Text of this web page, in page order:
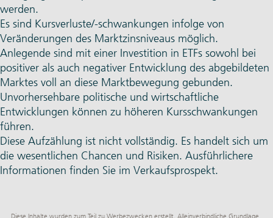
werden.
Es sind Kursverluste/-schwankungen infolge von
Veränderungen des Marktzinsniveaus möglich.
Anlegende sind mit einer Investition in ETFs sowohl bei
positiver als auch negativer Entwicklung des abgebildeten
Marktes voll an diese Marktbewegung gebunden.
Unvorhersehbare politische und wirtschaftliche
Entwicklungen können zu höheren Kursschwankungen
führen.
Diese Aufzählung ist nicht vollständig. Es handelt sich um
die wesentlichen Chancen und Risiken. Ausführlichere
Informationen finden Sie im Verkaufsprospekt.
Diese Inhalte wurden zum Teil zu Werbezwecken erstellt. Alleinverbindliche Grundlage